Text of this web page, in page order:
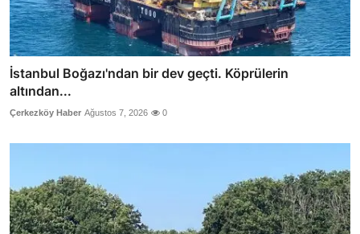
İstanbul Boğazı'ndan bir dev geçti. Köprülerin
altından...
Çerkezköy Haber Ağustos 7, 2026 0